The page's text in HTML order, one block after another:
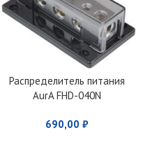
Распределитель питания
AurA FHD-040N
690,00 ₽